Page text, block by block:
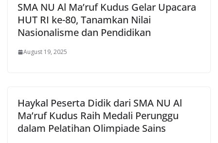
SMA NU Al Ma’ruf Kudus Gelar Upacara
HUT RI ke-80, Tanamkan Nilai
Nasionalisme dan Pendidikan
August 19, 2025
Haykal Peserta Didik dari SMA NU Al
Ma’ruf Kudus Raih Medali Perunggu
dalam Pelatihan Olimpiade Sains